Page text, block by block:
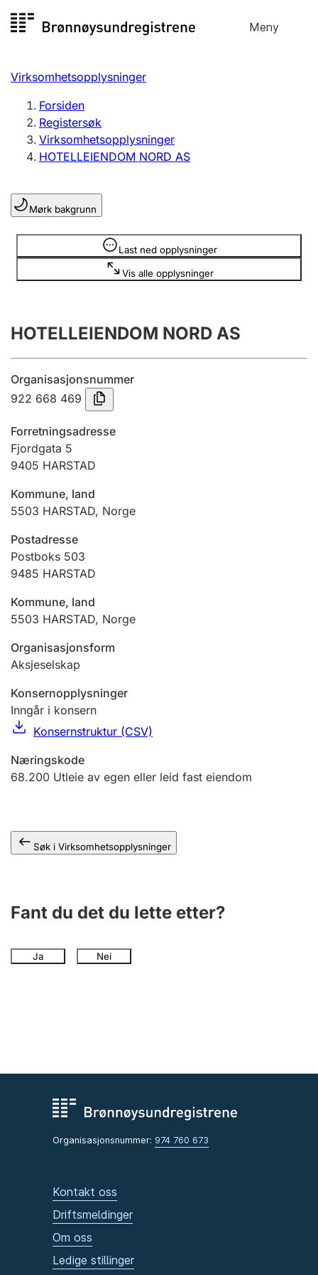
til
Meny
Registersøk
Aksjeselskap
Enkeltpersonforetak
Registrere, endre, slette
Lag og forening
Registrere, endre, slette
Årsregnskap
Innsending og forsinkelsesgebyr
Jeger
Ektepaktveileder
Andre tema
Virksomhetsopplysninger
Forsiden
Registersøk
Virksomhetsopplysninger
HOTELLEIENDOM NORD AS
Mørk bakgrunn
Last ned opplysninger
Vis alle opplysninger
Opplysninger er skjult
HOTELLEIENDOM NORD AS
Organisasjonsnummer
922 668 469
Forretningsadresse
Fjordgata 5
9405 HARSTAD
Kommune, land
5503 HARSTAD, Norge
Postadresse
Postboks 503
9485 HARSTAD
Kommune, land
5503 HARSTAD, Norge
Organisasjonsform
Aksjeselskap
Konsernopplysninger
Inngår i konsern
Konsernstruktur (CSV)
Næringskode
68.200 Utleie av egen eller leid fast eiendom
Søk i Virksomhetsopplysninger
Fant du det du lette etter?
Ja Nei
Organisasjonsnummer: 974 760 673
Kontakt oss
Driftsmeldinger
Om oss
Ledige stillinger